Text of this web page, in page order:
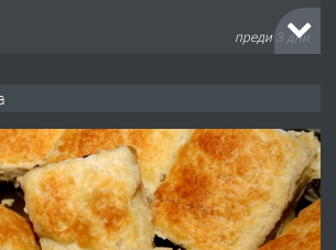
преди 3 дни
АПАРТАМЕНТ В ЦЕНТЪРА НА ГР.
ХАСКОВО
преди 4 дни
Давам гараж под наем